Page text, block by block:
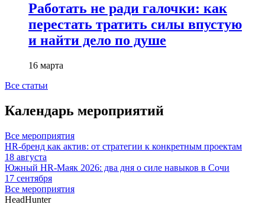
Работать не ради галочки: как
перестать тратить силы впустую
и найти дело по душе
16 марта
Все статьи
Календарь мероприятий
Все мероприятия
HR-бренд как актив: от стратегии к конкретным проектам
18 августа
Южный HR-Маяк 2026: два дня о силе навыков в Сочи
17 сентября
Все мероприятия
HeadHunter